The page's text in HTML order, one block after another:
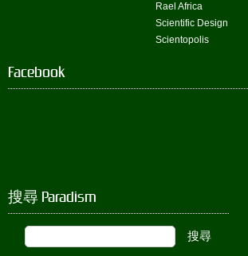
Rael Africa
Scientific Design
Scientopolis
Facebook
搜尋 Paradism